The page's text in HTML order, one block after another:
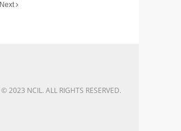
Next
© 2023 NCIL. ALL RIGHTS RESERVED.